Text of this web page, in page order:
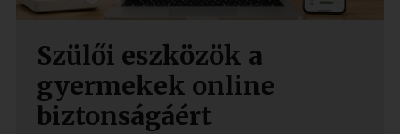
Szülői eszközök a
gyermekek online
biztonságáért